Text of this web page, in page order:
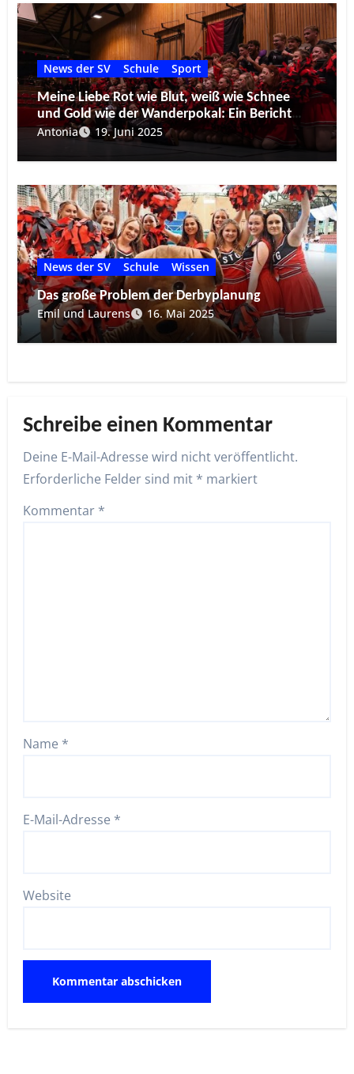
News der SV Schule
Sport
Meine Liebe Rot wie Blut, weiß wie Schnee
und Gold wie der Wanderpokal: Ein Bericht
über das Derby 2025
Antonia 19. Juni 2025
News der SV Schule
Wissen
Das große Problem der Derbyplanung
Emil und Laurens
16. Mai 2025
Schreibe einen Kommentar
Deine E-Mail-Adresse wird nicht veröffentlicht.
Erforderliche Felder sind mit * markiert
Kommentar *
Name *
E-Mail-Adresse *
Website